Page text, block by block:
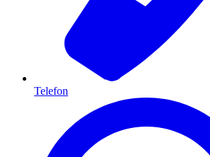
Telefon